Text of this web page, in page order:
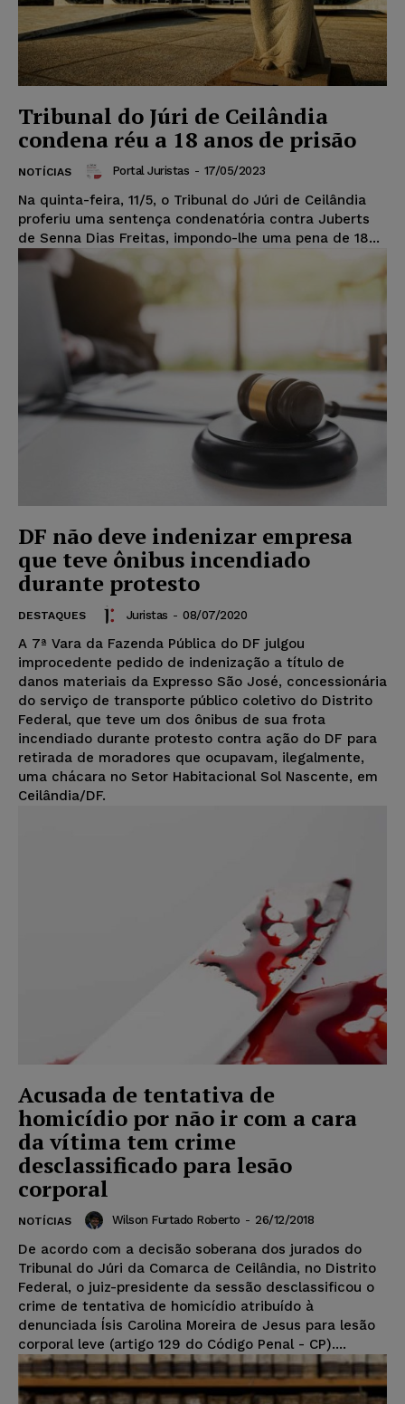
Tribunal do Júri de Ceilândia
condena réu a 18 anos de prisão
NOTÍCIAS Portal Juristas - 17/05/2023
Na quinta-feira, 11/5, o Tribunal do Júri de Ceilândia
proferiu uma sentença condenatória contra Juberts
de Senna Dias Freitas, impondo-lhe uma pena de 18...
DF não deve indenizar empresa
que teve ônibus incendiado
durante protesto
DESTAQUES Juristas - 08/07/2020
A 7ª Vara da Fazenda Pública do DF julgou
improcedente pedido de indenização a título de
danos materiais da Expresso São José, concessionária
do serviço de transporte público coletivo do Distrito
Federal, que teve um dos ônibus de sua frota
incendiado durante protesto contra ação do DF para
retirada de moradores que ocupavam, ilegalmente,
uma chácara no Setor Habitacional Sol Nascente, em
Ceilândia/DF.
Acusada de tentativa de
homicídio por não ir com a cara
da vítima tem crime
desclassificado para lesão
corporal
NOTÍCIAS Wilson Furtado Roberto - 26/12/2018
De acordo com a decisão soberana dos jurados do
Tribunal do Júri da Comarca de Ceilândia, no Distrito
Federal, o juiz-presidente da sessão desclassificou o
crime de tentativa de homicídio atribuído à
denunciada Ísis Carolina Moreira de Jesus para lesão
corporal leve (artigo 129 do Código Penal - CP)....